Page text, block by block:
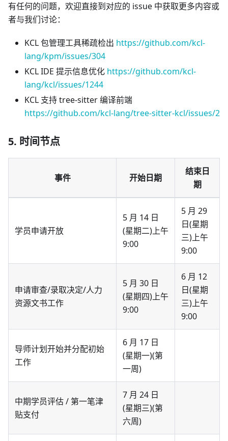
有任何的问题，欢迎直接到对应的 issue 中获取更多内容或
者与我们讨论：
KCL 包管理工具稀疏检出 https://github.com/kcl-
lang/kpm/issues/304
KCL IDE 提示信息优化 https://github.com/kcl-
lang/kcl/issues/1244
KCL 支持 tree-sitter 编译前端
https://github.com/kcl-lang/tree-sitter-kcl/issues/2
5. 时间节点
事件 开始日期
结束日
期
学员申请开放
5 月 14 日
(星期二)上午
9:00
5 月 29
日(星期
三)上午
9:00
申请审查/录取决定/人力
资源文书工作
5 月 30 日
(星期四)上午
9:00
6 月 12
日(星期
三)上午
9:00
导师计划开始并分配初始
工作
6 月 17 日
(星期一)(第
一周)
中期学员评估 / 第一笔津
贴支付
7 月 24 日
(星期三)(第
六周)